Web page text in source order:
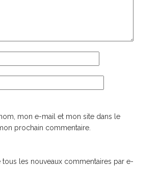
mon e-mail et mon site dans le
prochain commentaire.
les nouveaux commentaires par e-